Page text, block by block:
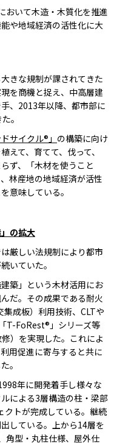
おいて木造・木質化を推進
や地域経済の活性化に大
きな規制が課されてきた
を商機と捉え、中高層建
、2013年以降、都市部に
。
サイクル®」 の構築に向け
えて、育てて、伐って、
ず、「木材を使うこと
林産地の地域経済が活性
意味している。
の拡大
厳しい法規制により都市
いていた。
築」という木材活用にお
だ。その成果である耐火
成板）利用技術、CLTや
T-FoRest®」シリーズ等
）を実現した。これによ
用促進に寄与すると共に
。
年に開発着手し様々な
による3層構造の柱・梁部
クトが完成している。継続
している。上から14層を
角型・丸柱仕様、屋外仕